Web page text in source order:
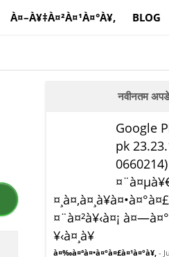
À¤–À¥‡À¤²À¤¹À¤°À¥‚ BLOG
नवीनतम
Google
pk
¤¨à¤²à¥‹à¤¡
¥‹à¤¸à¥
à¤‰à¤ªà¤•à¤°à¤£à¤¹à¤°à¥‚ -